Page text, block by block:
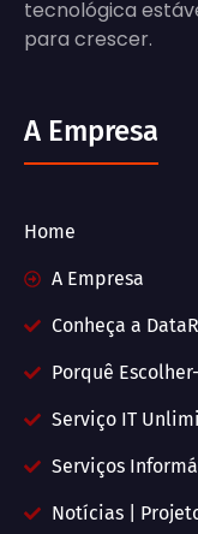
tecnológica
para crescer.
A Empresa
Home
A Empresa
Conheça a
Porquê
Serviço IT
Serviços
Notícias |